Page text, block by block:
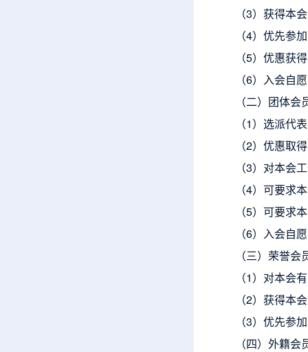
（3）获得本
（4）优先参
（5）优惠获
（6）入会自
（二）团体
（1）选派代
（2）优惠取
（3）对本会
（4）可要求
（5）可要求
（6）入会自
（三）荣誉
（1）对本会
（2）获得本
（3）优先参
（四）外籍